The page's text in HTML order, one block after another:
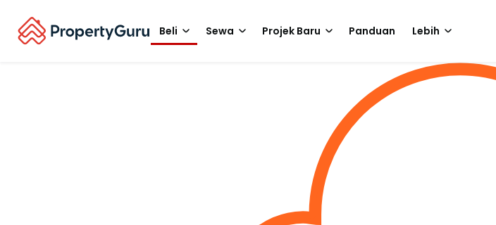
Beli Sewa Projek Baru Panduan Lebih